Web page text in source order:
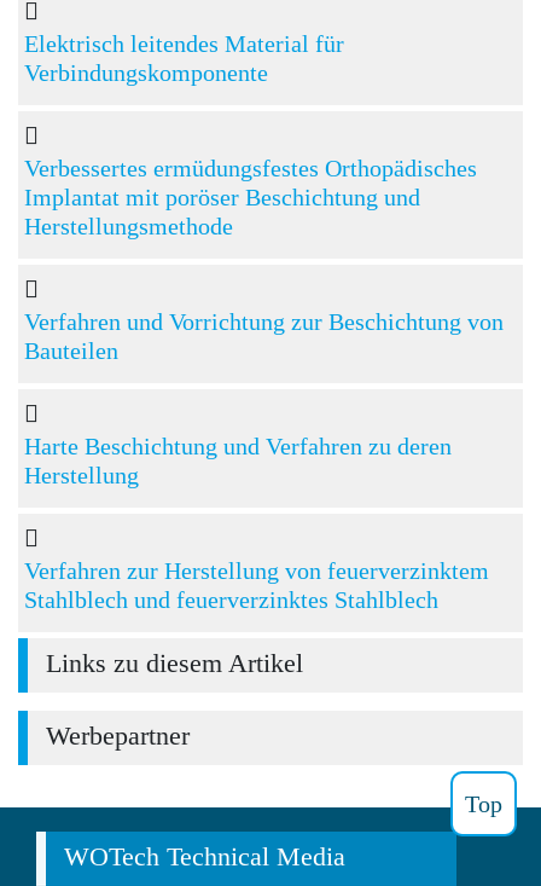
Elektrisch leitendes Material für
Verbindungskomponente
Verbessertes ermüdungsfestes Orthopädisches
Implantat mit poröser Beschichtung und
Herstellungsmethode
Verfahren und Vorrichtung zur Beschichtung von
Bauteilen
Harte Beschichtung und Verfahren zu deren
Herstellung
Verfahren zur Herstellung von feuerverzinktem
Stahlblech und feuerverzinktes Stahlblech
Links zu diesem Artikel
Werbepartner
Top
WOTech Technical Media